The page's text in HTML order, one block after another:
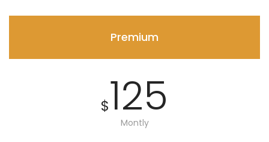
Premium
$125
Montly